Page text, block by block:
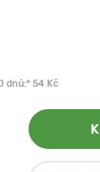
dnů:* 54 Kč